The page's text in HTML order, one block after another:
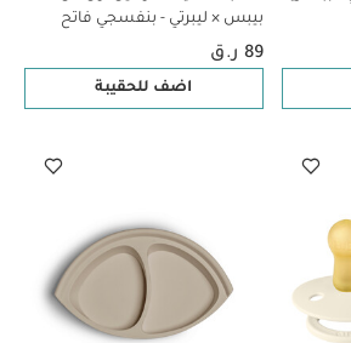
بيبس × ليبرتي - بنفسجي فاتح
89 ر.ق
اضف للحقيبة